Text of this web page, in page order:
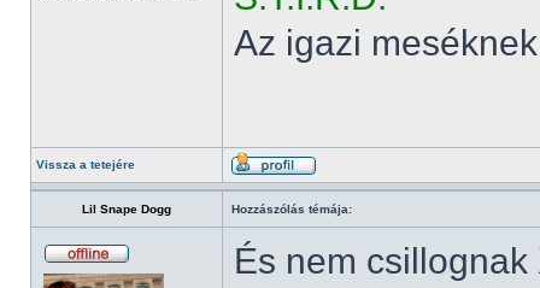
Az igazi
Vissza a tetejére
Lil Snape Dogg Hozzászólás témája:
És nem csillognak